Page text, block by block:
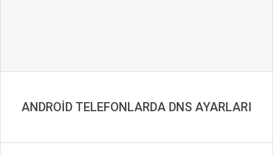
ANDROİD TELEFONLARDA DNS AYARLARI